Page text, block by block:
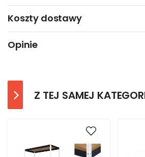
Koszty dostawy
Opinie
Z TEJ SAMEJ